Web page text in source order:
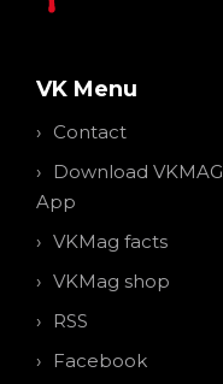
VK Menu
Contact
Download VKMAG
App
VKMag facts
VKMag shop
RSS
Facebook